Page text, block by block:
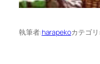
執筆者:harapekoカテゴリ: